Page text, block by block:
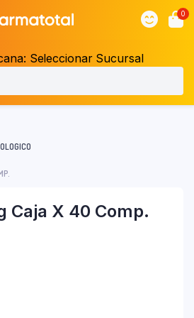
0
Seleccionar Sucursal
Caja X 40 Comp.